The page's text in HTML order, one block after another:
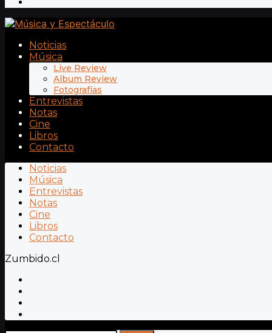
Noticias
Música
Live Review
Album Review
Fotografías
Entrevistas
Notas
Cine
Libros
Contacto
Noticias
Música
Entrevistas
Notas
Cine
Libros
Contacto
Zumbido.cl